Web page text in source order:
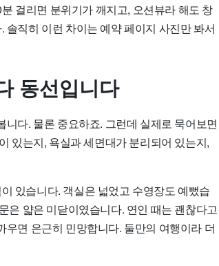
걸리면 분위기가 깨지고, 오션뷰라 해도 창
직히 이런 차이는 예약 페이지 사진만 봐서
동선입니다
다. 물론 중요하죠. 그런데 실제로 묵어보면
있는지, 욕실과 세면대가 분리되어 있는지,
있습니다. 객실은 넓었고 수영장도 예뻤습
은 얇은 미닫이였습니다. 연인 때는 괜찮다고
면 은근히 민망합니다. 둘만의 여행이라 더